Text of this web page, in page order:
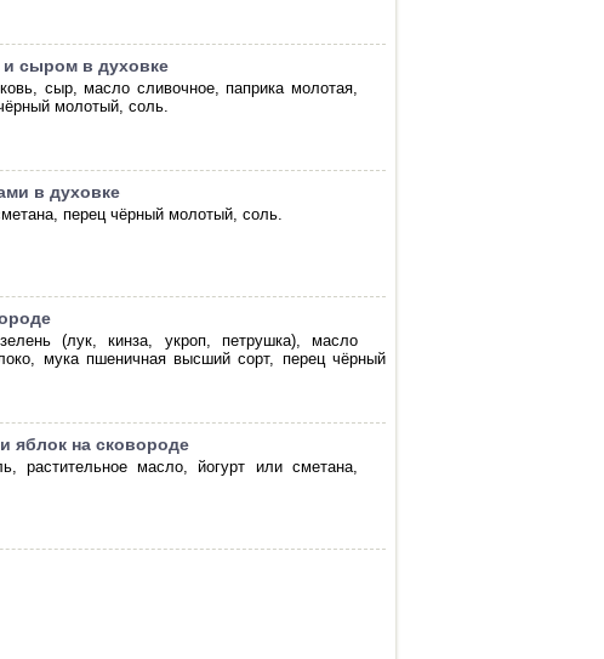
и сыром в духовке
сыр, масло сливочное, паприка молотая,
молотый, соль.
в духовке
перец чёрный молотый, соль.
(лук, кинза, укроп, петрушка), масло
мука пшеничная высший сорт, перец чёрный
яблок на сковороде
растительное масло, йогурт или сметана,